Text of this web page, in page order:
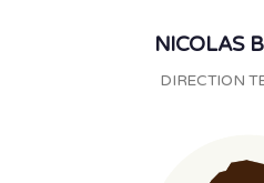
NICOLAS
DIRECTION